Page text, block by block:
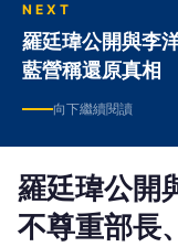
NEXT
羅廷瑋公開與李
藍營稱還原真相
向下繼續閱讀
羅廷瑋公開
不尊重部長